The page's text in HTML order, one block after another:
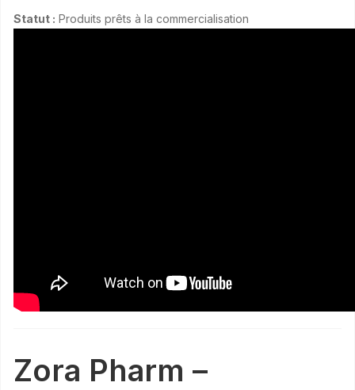
Statut : Produits prêts à la commercialisation
Zora Pharm –